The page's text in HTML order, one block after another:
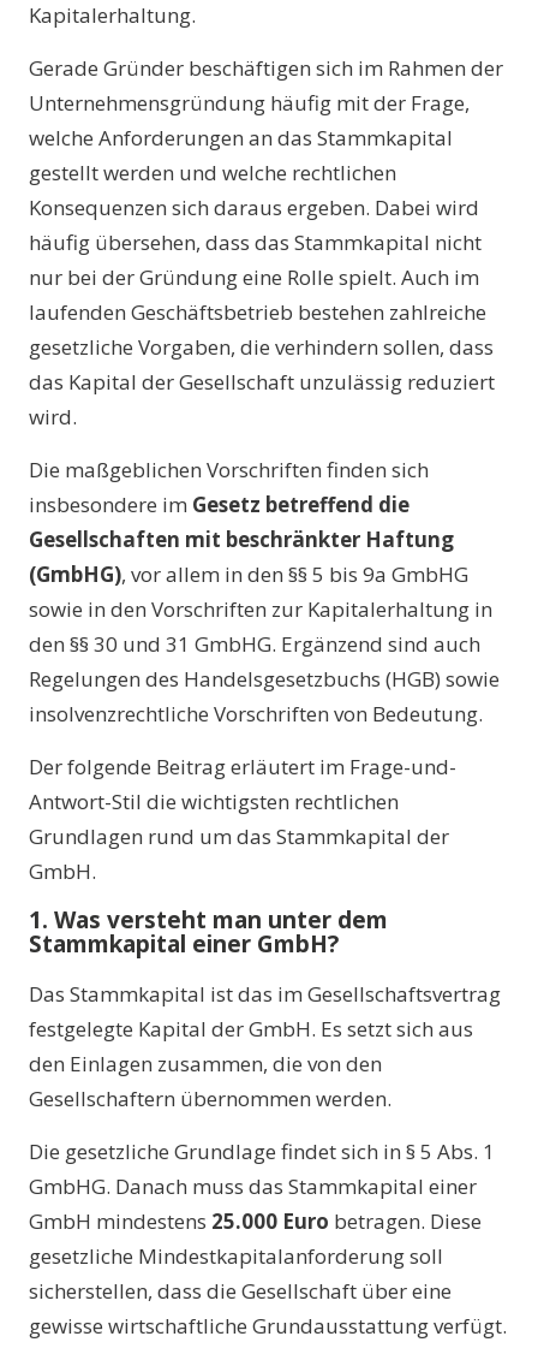
Kapitalerhaltung.
Gerade Gründer beschäftigen sich im Rahmen der
Unternehmensgründung häufig mit der Frage,
welche Anforderungen an das Stammkapital
gestellt werden und welche rechtlichen
Konsequenzen sich daraus ergeben. Dabei wird
häufig übersehen, dass das Stammkapital nicht
nur bei der Gründung eine Rolle spielt. Auch im
laufenden Geschäftsbetrieb bestehen zahlreiche
gesetzliche Vorgaben, die verhindern sollen, dass
das Kapital der Gesellschaft unzulässig reduziert
wird.
Die maßgeblichen Vorschriften finden sich
insbesondere im Gesetz betreffend die
Gesellschaften mit beschränkter Haftung
(GmbHG), vor allem in den §§ 5 bis 9a GmbHG
sowie in den Vorschriften zur Kapitalerhaltung in
den §§ 30 und 31 GmbHG. Ergänzend sind auch
Regelungen des Handelsgesetzbuchs (HGB) sowie
insolvenzrechtliche Vorschriften von Bedeutung.
Der folgende Beitrag erläutert im Frage-und-
Antwort-Stil die wichtigsten rechtlichen
Grundlagen rund um das Stammkapital der
GmbH.
1. Was versteht man unter dem
Stammkapital einer GmbH?
Das Stammkapital ist das im Gesellschaftsvertrag
festgelegte Kapital der GmbH. Es setzt sich aus
den Einlagen zusammen, die von den
Gesellschaftern übernommen werden.
Die gesetzliche Grundlage findet sich in § 5 Abs. 1
GmbHG. Danach muss das Stammkapital einer
GmbH mindestens 25.000 Euro betragen. Diese
gesetzliche Mindestkapitalanforderung soll
sicherstellen, dass die Gesellschaft über eine
gewisse wirtschaftliche Grundausstattung verfügt.